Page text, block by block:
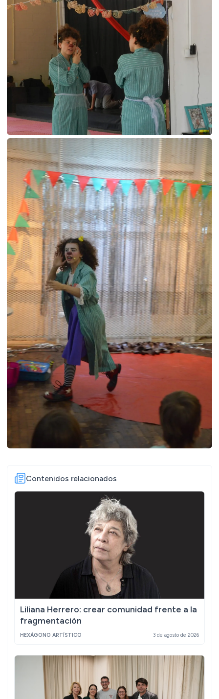
Contenidos relacionados
Liliana Herrero: crear comunidad frente a la
fragmentación
HEXÁGONO ARTÍSTICO 3 de agosto de 2026